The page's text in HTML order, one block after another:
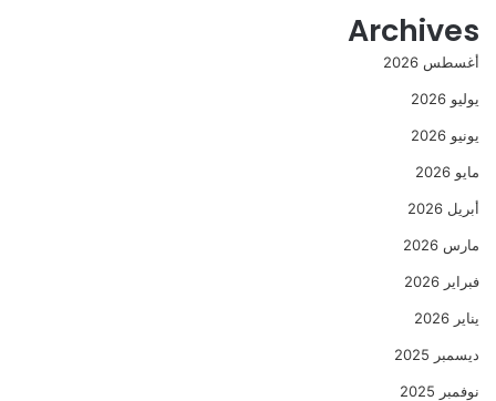
Archives
أغسطس 2026
يوليو 2026
يونيو 2026
مايو 2026
أبريل 2026
مارس 2026
فبراير 2026
يناير 2026
ديسمبر 2025
نوفمبر 2025